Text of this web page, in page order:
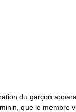
du garçon
que le membre